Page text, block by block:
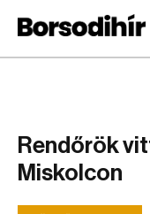
Rendőrök
Miskolcon